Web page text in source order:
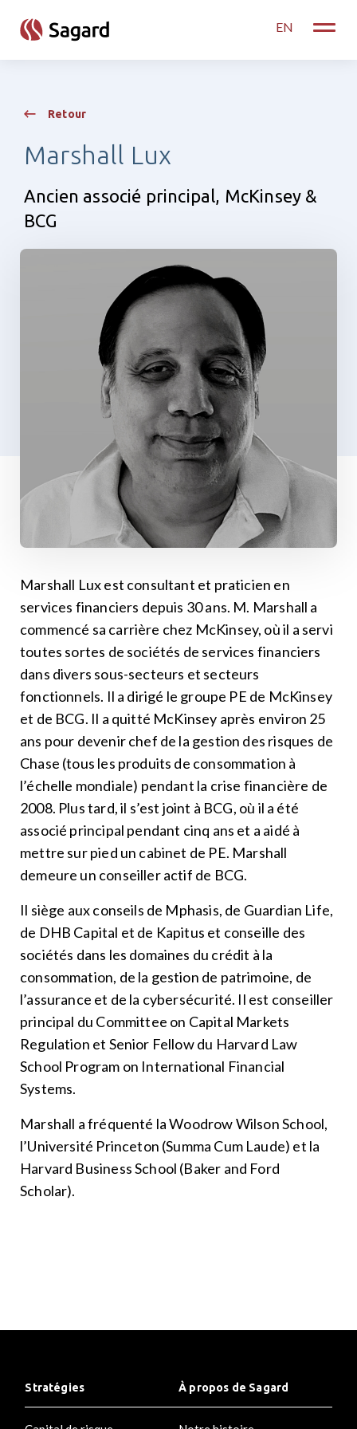
EN
Toggle
Retour
Marshall Lux
Ancien associé principal, McKinsey &
BCG
Marshall Lux est consultant et praticien en
services financiers depuis 30 ans. M. Marshall a
commencé sa carrière chez McKinsey, où il a servi
toutes sortes de sociétés de services financiers
dans divers sous-secteurs et secteurs
fonctionnels. Il a dirigé le groupe PE de McKinsey
et de BCG. Il a quitté McKinsey après environ 25
ans pour devenir chef de la gestion des risques de
Chase (tous les produits de consommation à
l’échelle mondiale) pendant la crise financière de
2008. Plus tard, il s’est joint à BCG, où il a été
associé principal pendant cinq ans et a aidé à
mettre sur pied un cabinet de PE. Marshall
demeure un conseiller actif de BCG.
Il siège aux conseils de Mphasis, de Guardian Life,
de DHB Capital et de Kapitus et conseille des
sociétés dans les domaines du crédit à la
consommation, de la gestion de patrimoine, de
l’assurance et de la cybersécurité. Il est conseiller
principal du Committee on Capital Markets
Regulation et Senior Fellow du Harvard Law
School Program on International Financial
Systems.
Marshall a fréquenté la Woodrow Wilson School,
l’Université Princeton (Summa Cum Laude) et la
Harvard Business School (Baker and Ford
Scholar).
Stratégies À propos de Sagard